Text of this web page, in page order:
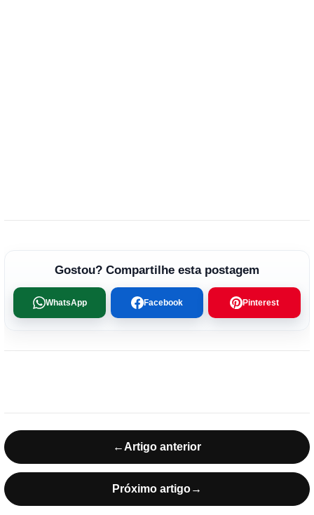
Gostou? Compartilhe esta postagem
WhatsApp Facebook Pinterest
← Artigo anterior
Próximo artigo→